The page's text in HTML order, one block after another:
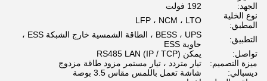
الجهد:
192 فولت
نوع الخلية
المطبق:
LFP ، NCM ، LTO
التطبيق:
BESS ، UPS ، الطاقة الشمسية خارج الشبكة ESS ،
حاوية ESS
تواصل:
يمكن RS485 LAN (IP / TCP)
ميزة التصميم:
تيار متردد ، تيار مستمر مزود طاقة مزدوج
ديسبالي:
شاشة تعمل باللمس مقاس 3.5 بوصة